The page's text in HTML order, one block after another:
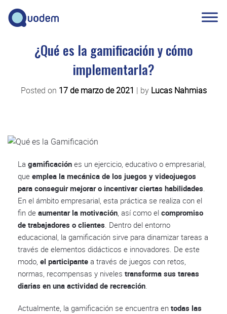
¿Qué es la gamificación y cómo
implementarla?
Posted on 17 de marzo de 2021 | by Lucas Nahmias
La gamificación es un ejercicio, educativo o empresarial,
que emplea la mecánica de los juegos y videojuegos
para conseguir mejorar o incentivar ciertas habilidades
En el ámbito empresarial, esta práctica se realiza con el
fin de aumentar la motivación , así como el compromiso
de trabajadores o clientes . Dentro del entorno
educacional, la gamificación sirve para dinamizar tareas a
través de elementos didácticos e innovadores. De este
modo, el participante a través de juegos con retos,
normas, recompensas y niveles transforma sus tareas
diarias en una actividad de recreación
Actualmente, la gamificación se encuentra en todas las